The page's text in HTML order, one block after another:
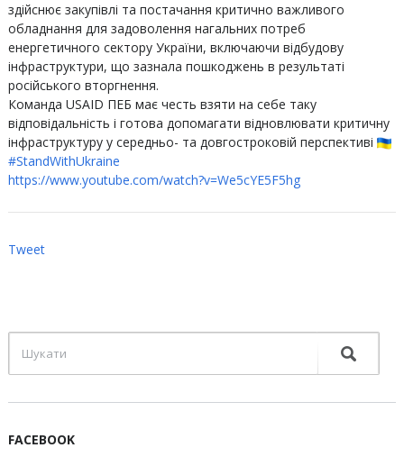
здійснює закупівлі та постачання критично важливого
обладнання для задоволення нагальних потреб
енергетичного сектору України, включаючи відбудову
інфраструктури, що зазнала пошкоджень в результаті
російського вторгнення.
Команда USAID ПЕБ має честь взяти на себе таку
відповідальність і готова допомагати відновлювати критичну
інфраструктуру у середньо- та довгостроковій перспективі
#StandWithUkraine
https://www.youtube.com/watch?v=We5cYE5F5hg
Tweet
FACEBOOK